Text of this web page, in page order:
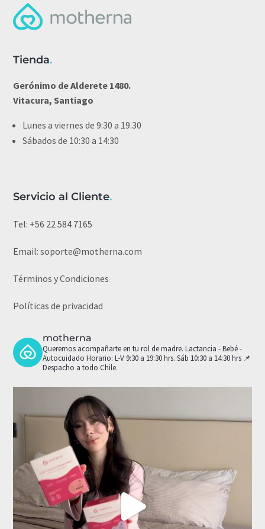
Tienda.
Gerónimo de Alderete 1480.
Vitacura, Santiago
Lunes a viernes de 9:30 a 19.30
Sábados de 10:30 a 14:30
Servicio al Cliente.
Tel: +56 22 584 7165
Email:soporte@motherna.com
Términos y Condiciones
Políticas de privacidad
motherna
Queremos acompañarte en tu rol de madre. Lactancia - Bebé -
Autocuidado Horario: L-V 9:30 a 19:30 hrs. Sáb 10:30 a 14:30 hrs 📌
Despacho a todo Chile.